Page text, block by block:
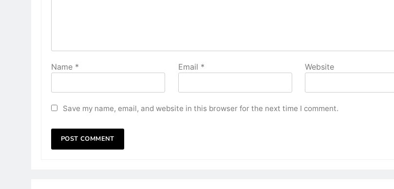
Name * Email * Website
Save my name, email, and website in this browser for the next time I comment.